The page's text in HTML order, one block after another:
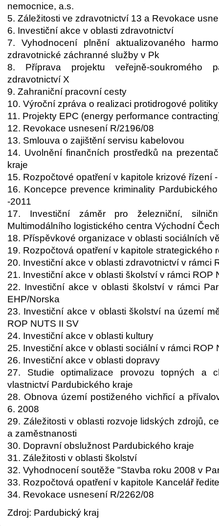
nemocnice, a.s.
5. Záležitosti ve zdravotnictví 13 a Revokace
6. Investiční akce v oblasti zdravotnictví
7. Vyhodnocení plnění aktualizovaného
zdravotnické záchranné služby v Pk
8. Příprava projektu veřejně-soukromého
zdravotnictví X
9. Zahraniční pracovní cesty
10. Výroční zpráva o realizaci protidrogové
11. Projekty EPC (energy performance
12. Revokace usnesení R/2196/08
13. Smlouva o zajištění servisu kabelovou
14. Uvolnění finančních prostředků na
kraje
15. Rozpočtové opatření v kapitole krizové řízení
16. Koncepce prevence kriminality
-2011
17. Investiční záměr pro železniční,
Multimodálního logistického centra Východní
18. Příspěvkové organizace v oblasti sociálních
19. Rozpočtová opatření v kapitole strategického
20. Investiční akce v oblasti zdravotnictví v rámci
21. Investiční akce v oblasti školství v rámci ROP
22. Investiční akce v oblasti školství v rámci
EHP/Norska
23. Investiční akce v oblasti školství na území
ROP NUTS II SV
24. Investiční akce v oblasti kultury
25. Investiční akce v oblasti sociální v rámci ROP
26. Investiční akce v oblasti dopravy
27. Studie optimalizace provozu topných a
vlastnictví Pardubického kraje
28. Obnova území postiženého vichřicí a
6. 2008
29. Záležitosti v oblasti rozvoje lidských zdrojů,
a zaměstnanosti
30. Dopravní obslužnost Pardubického kraje
31. Záležitosti v oblasti školství
32. Vyhodnocení soutěže "Stavba roku 2008 v
33. Rozpočtová opatření v kapitole Kancelář
34. Revokace usnesení R/2262/08
Zdroj: Pardubický kraj